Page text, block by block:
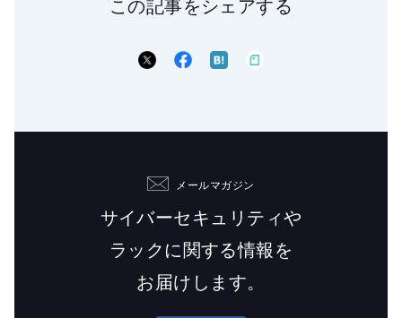
この記事をシェアする
メールマガジン
サイバーセキュリティや
ラックに関する情報を
お届けします。